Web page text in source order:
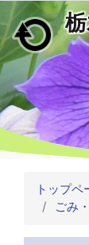
メインコンテ
トップペ
ごみ